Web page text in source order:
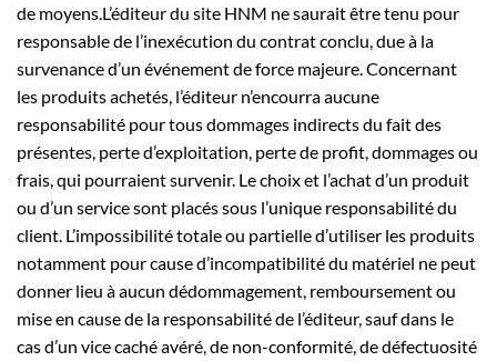
de moyens.L’éditeur du site HNM ne saurait être tenu pour
responsable de l’inexécution du contrat conclu, due à la
survenance d’un événement de force majeure. Concernant
les produits achetés, l’éditeur n’encourra aucune
responsabilité pour tous dommages indirects du fait des
présentes, perte d’exploitation, perte de profit, dommages ou
frais, qui pourraient survenir. Le choix et l’achat d’un produit
ou d’un service sont placés sous l’unique responsabilité du
client. L’impossibilité totale ou partielle d’utiliser les produits
notamment pour cause d’incompatibilité du matériel ne peut
donner lieu à aucun dédommagement, remboursement ou
mise en cause de la responsabilité de l’éditeur, sauf dans le
cas d’un vice caché avéré, de non-conformité, de défectuosité